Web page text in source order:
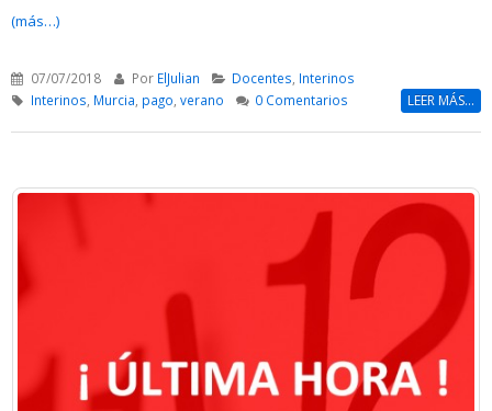
(más…)
07/07/2018 Por ElJulian Docentes, Interinos
Interinos, Murcia, pago, verano 0 Comentarios LEER MÁS...